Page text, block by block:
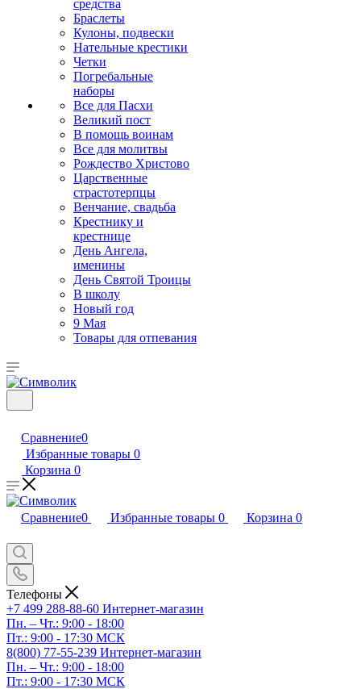
средства
Браслеты
Кулоны, подвески
Нательные крестики
Четки
Погребальные
наборы
Все для Пасхи
Великий пост
В помощь воинам
Все для молитвы
Рождество Христово
Царственные
страстотерпцы
Венчание, свадьба
Крестнику и
крестнице
День Ангела,
именины
День Святой Троицы
В школу
Новый год
9 Мая
Товары для отпевания
Сравнение0
Избранные товары 0
Корзина 0
Сравнение0 Избранные товары 0 Корзина 0
Телефоны
+7 499 288-88-60 Интернет-магазин
Пн. – Чт.: 9:00 - 18:00
Пт.: 9:00 - 17:30 МСК
8(800) 77-55-239 Интернет-магазин
Пн. – Чт.: 9:00 - 18:00
Пт.: 9:00 - 17:30 МСК